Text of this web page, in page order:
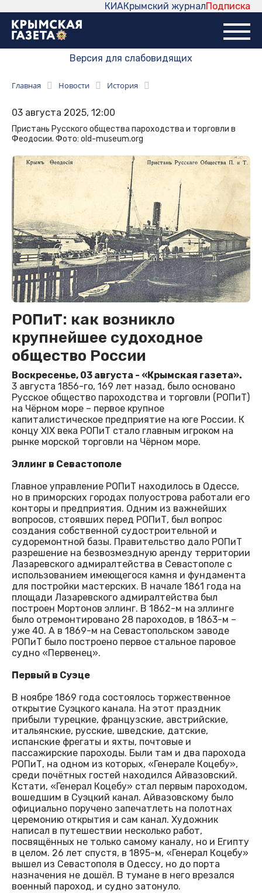
Подписка
Крымский журнал
КИА
Версия для слабовидящих
Главная Новости История
03 августа 2025, 12:00
Пристань Русского общества пароходства и торговли в
Феодосии. Фото: old-museum.org
РОПиТ: как возникло
крупнейшее судоходное
общество России
Воскресенье, 03 августа - «Крымская газета».
3 августа 1856-го, 169 лет назад, было основано
Русское общество пароходства и торговли (РОПиТ)
на Чёрном море – первое крупное
капиталистическое предприятие на юге России. К
концу XIX века РОПиТ стало главным игроком на
рынке морской торговли на Чёрном море.
Эллинг в Севастополе
Главное управление РОПиТ находилось в Одессе,
но в приморских городах полуострова работали его
конторы и предприятия. Одним из важнейших
вопросов, стоявших перед РОПиТ, был вопрос
создания собственной судостроительной и
судоремонтной базы. Правительство дало РОПиТ
разрешение на безвозмездную аренду территории
Лазаревского адмиралтейства в Севастополе с
использованием имеющегося камня и фундамента
для постройки мастерских. В начале 1861 года на
площади Лазаревского адмиралтейства был
построен Мортонов эллинг. В 1862-м на эллинге
было отремонтировано 28 пароходов, в 1863-м –
уже 40. А в 1869-м на Севастопольском заводе
РОПиТ было построено первое стальное паровое
судно «Первенец».
Первый в Суэце
В ноябре 1869 года состоялось торжественное
открытие Суэцкого канала. На этот праздник
прибыли турецкие, французские, австрийские,
итальянские, русские, шведские, датские,
испанские фрегаты и яхты, почтовые и
пассажирские пароходы. Были там и два парохода
РОПиТ, на одном из которых, «Генерале Коцебу»,
среди почётных гостей находился Айвазовский.
Кстати, «Генерал Коцебу» стал первым пароходом,
вошедшим в Суэцкий канал. Айвазовскому было
официально поручено запечатлеть на полотнах
церемонию открытия и сам канал. Художник
написал в путешествии несколько работ,
посвящённых не только самому каналу, но и Египту
в целом. 26 лет спустя, в 1895-м, «Генерал Коцебу»
вышел из Севастополя в Одессу, но до порта
назначения не дошёл. В тумане в него врезался
военный пароход, и судно затонуло.